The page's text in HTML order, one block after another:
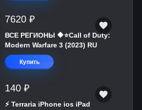
7620 ₽
ВСЕ РЕГИОНЫ 🔶⭐Call of Duty:
Modern Warfare 3 (2023) RU
Купить
140 ₽
⚡️ Terraria iPhone ios iPad